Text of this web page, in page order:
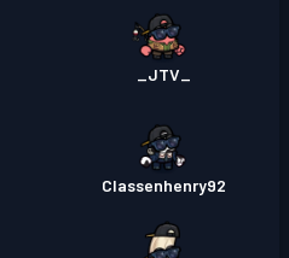
_JTV_
Classenhenry92